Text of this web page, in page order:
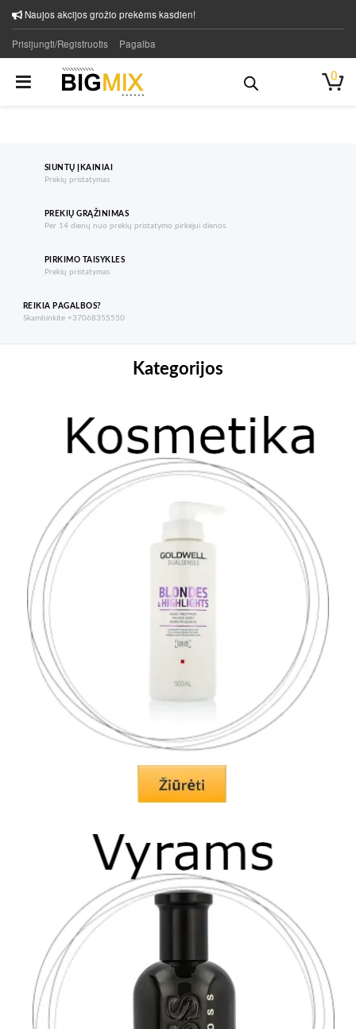
Naujos akcijos grožio prekėms kasdien!
Prisijungti/Registruotis Pagalba
0
SIUNTŲ ĮKAINIAI
Prekių pristatymas
PREKIŲ GRĄŽINIMAS
Per 14 dienų nuo prekių pristatymo pirkėjui dienos
PIRKIMO TAISYKLES
Prekių pristatymas
REIKIA PAGALBOS?
Skambinkite +37068355550
Kategorijos